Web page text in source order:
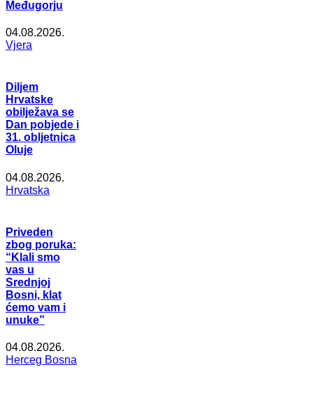
Međugorju
04.08.2026.
Vjera
Diljem
Hrvatske
obilježava se
Dan pobjede i
31. obljetnica
Oluje
04.08.2026.
Hrvatska
Priveden
zbog poruka:
“Klali smo
vas u
Srednjoj
Bosni, klat
ćemo vam i
unuke”
04.08.2026.
Herceg Bosna